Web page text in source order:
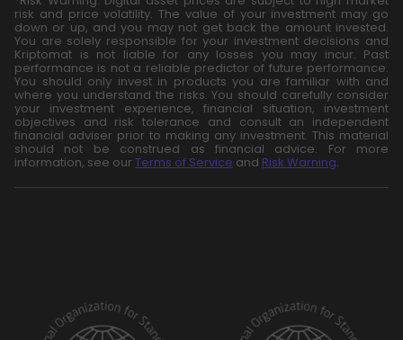
risk and price volatility. The value of your investment may go
down or up, and you may not get back the amount invested.
You are solely responsible for your investment decisions and
Kriptomat is not liable for any losses you may incur. Past
performance is not a reliable predictor of future performance.
You should only invest in products you are familiar with and
where you understand the risks. You should carefully consider
your investment experience, financial situation, investment
objectives and risk tolerance and consult an independent
financial adviser prior to making any investment. This material
should not be construed as financial advice. For more
information, see our Terms of Service and Risk Warning.